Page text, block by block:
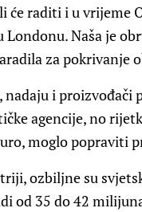
raditi i u vrijeme
Londonu. Naša je
za pokrivanje
i proizvođači
agencije, no
moglo popraviti
ozbiljne su
od 35 do 42